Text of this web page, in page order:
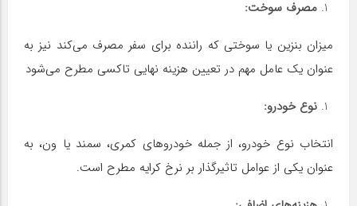
مصرف سوخت:
میزان بنزین یا سوختی که راننده برای سفر مصرف می‌کند نیز به
عنوان یک عامل مهم در تعیین هزینه نهایی تاکسی مطرح می‌شود
نوع خودرو:
انتخاب نوع خودرو، از جمله خودروهای کمری، سمند یا ون، به
عنوان یکی از عوامل تاثیرگذار بر نرخ کرایه مطرح است.